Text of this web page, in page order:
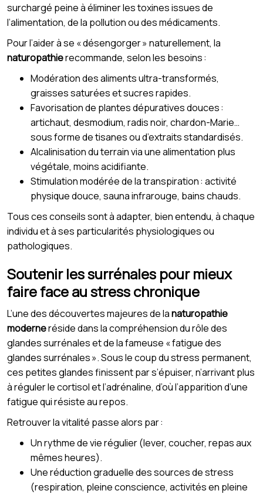
surchargé peine à éliminer les toxines issues de
l’alimentation, de la pollution ou des médicaments.
Pour l’aider à se « désengorger » naturellement, la
naturopathierecommande, selon les besoins :
Modération des aliments ultra-transformés,
graisses saturées et sucres rapides.
Favorisation de plantes dépuratives douces :
artichaut, desmodium, radis noir, chardon-Marie…
sous forme de tisanes ou d’extraits standardisés.
Alcalinisation du terrain via une alimentation plus
végétale, moins acidifiante.
Stimulation modérée de la transpiration : activité
physique douce, sauna infrarouge, bains chauds.
Tous ces conseils sont à adapter, bien entendu, à chaque
individu et à ses particularités physiologiques ou
pathologiques.
Soutenir les surrénales pour mieux
faire face au stress chronique
L’une des découvertes majeures de lanaturopathie
moderneréside dans la compréhension du rôle des
glandes surrénales et de la fameuse « fatigue des
glandes surrénales ». Sous le coup du stress permanent,
ces petites glandes finissent par s’épuiser, n’arrivant plus
à réguler le cortisol et l’adrénaline, d’où l’apparition d’une
fatigue qui résiste au repos.
Retrouver la vitalité passe alors par :
Un rythme de vie régulier (lever, coucher, repas aux
mêmes heures).
Une réduction graduelle des sources de stress
(respiration, pleine conscience, activités en pleine